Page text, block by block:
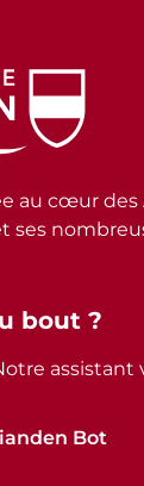
bout ?
Bot
cœur
ses